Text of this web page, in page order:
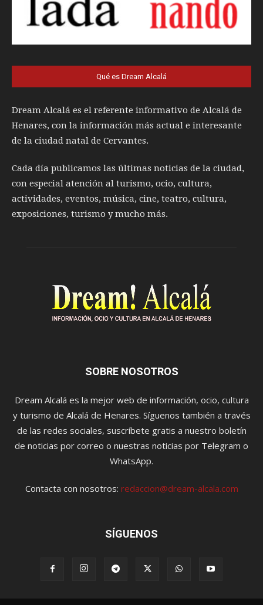
Qué es Dream Alcalá
Dream Alcalá es el referente informativo de Alcalá de
Henares, con la información más actual e interesante
de la ciudad natal de Cervantes.
Cada día publicamos las últimas noticias de la ciudad,
con especial atención al turismo, ocio, cultura,
actividades, eventos, música, cine, teatro, cultura,
exposiciones, turismo y mucho más.
SOBRE NOSOTROS
Dream Alcalá es la mejor web de información, ocio, cultura
y turismo de Alcalá de Henares. Síguenos también a través
de las redes sociales, suscríbete gratis a nuestro boletín
de noticias por correo o nuestras noticias por Telegram o
WhatsApp.
Contacta con nosotros: redaccion@dream-alcala.com
SÍGUENOS